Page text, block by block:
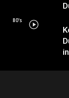
80's